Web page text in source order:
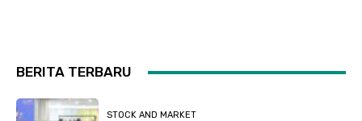
BERITA TERBARU
STOCK AND MARKET